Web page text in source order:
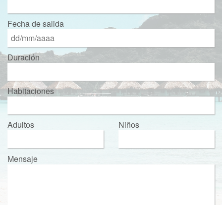
Fecha de salida
Duración
Habitaciones
Adultos Niños
Mensaje